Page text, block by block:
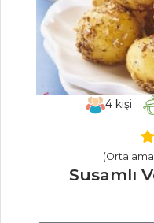
Şeftalili Ve
Somonlu Levrek
Somon Rulo
Tonsurton Tarifi
Tüm Tarifleri
4kişi
(Ortalama
Susamlı